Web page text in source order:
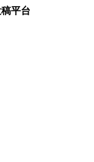
稿平台